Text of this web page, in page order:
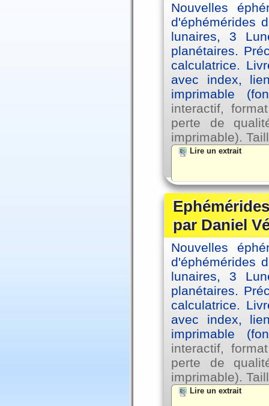
Nouvelles
d'éphémérides
lunaires, 3
planétaires.
calculatrice.
avec index,
imprimable
interactif,
perte de
imprimable).
Lire un extrait
par Daniel
Nouvelles
d'éphémérides
lunaires, 3
planétaires.
calculatrice.
avec index,
imprimable
interactif,
perte de
imprimable).
Lire un extrait